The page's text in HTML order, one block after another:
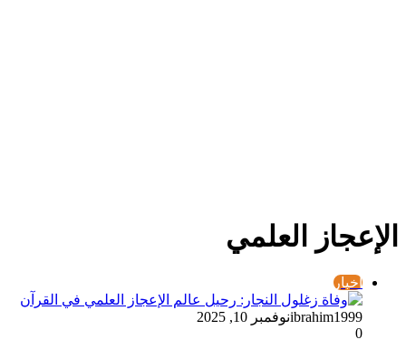
الإعجاز العلمي
أخبار
ibrahim1999نوفمبر 10, 2025
0